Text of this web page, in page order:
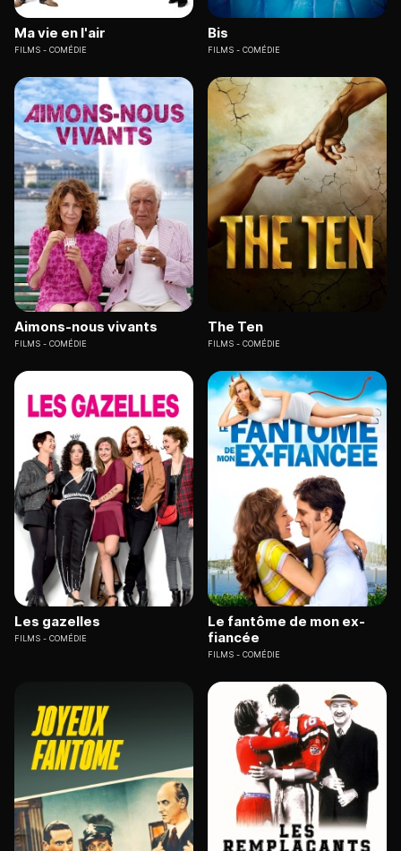
Ma vie en l'air
FILMS COMÉDIE
Bis
FILMS COMÉDIE
Aimons-nous vivants
FILMS COMÉDIE
The Ten
FILMS COMÉDIE
Les gazelles
FILMS COMÉDIE
Le fantôme de mon ex-
fiancée
FILMS COMÉDIE